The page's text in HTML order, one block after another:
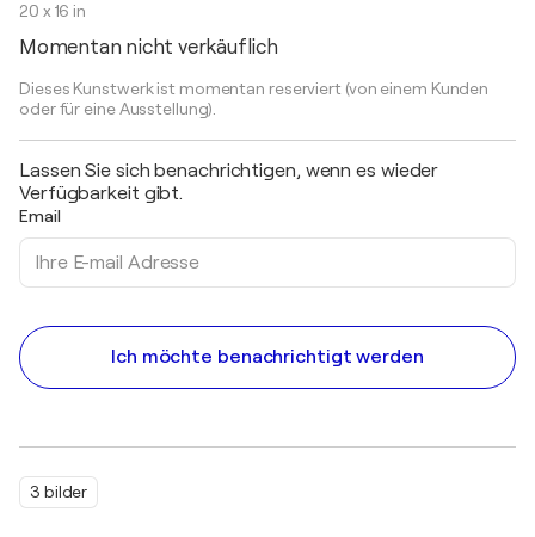
3 bilder
20 x 16 in
Momentan nicht verkäuflich
Dieses Kunstwerk ist momentan reserviert (von einem Kunden
oder für eine Ausstellung).
Lassen Sie sich benachrichtigen, wenn es wieder
Verfügbarkeit gibt.
Email
Ich möchte benachrichtigt werden